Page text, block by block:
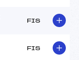
FIS
FIS